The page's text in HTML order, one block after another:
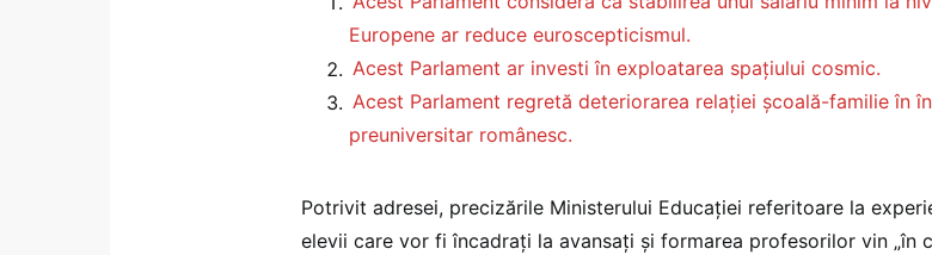
Europene ar reduce euroscepticismul.
Acest Parlament ar investi în exploatarea spațiului cosmic.
Acest Parlament regretă deteriorarea relației școală-familie în
preuniversitar românesc.
Potrivit adresei, precizările Ministerului Educației referitoare la
elevii care vor fi încadrați la avansați și formarea profesorilor vin „în